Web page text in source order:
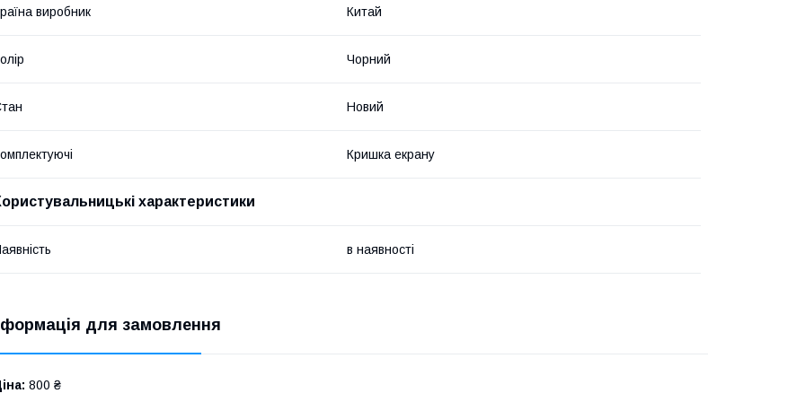
виробник Китай
Чорний
Новий
Кришка екрану
характеристики
в наявності
для замовлення
800 ₴